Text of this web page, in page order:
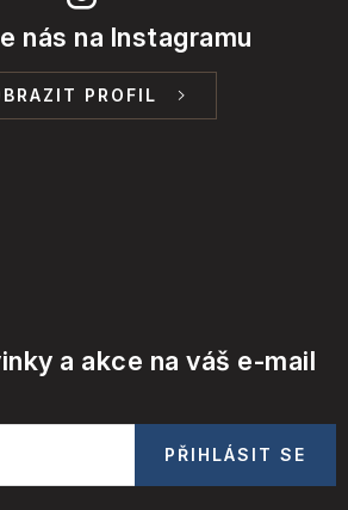
nás na Instagramu
PROFIL
a akce na váš e-mail
PŘIHLÁSIT SE